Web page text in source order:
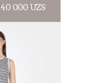
000 UZS